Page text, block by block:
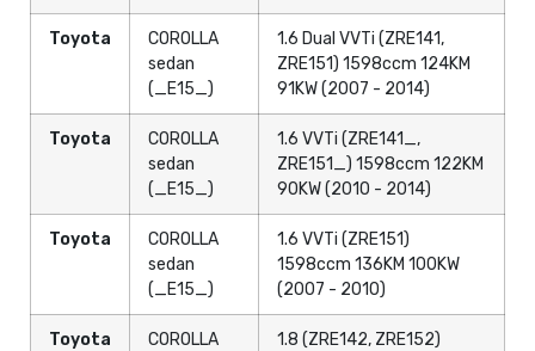
Toyota
COROLLA
sedan
(_E15_)
1.6 Dual VVTi (ZRE141,
ZRE151) 1598ccm 124KM
91KW (2007 - 2014)
Toyota
COROLLA
sedan
(_E15_)
1.6 VVTi (ZRE141_,
ZRE151_) 1598ccm 122KM
90KW (2010 - 2014)
Toyota
COROLLA
sedan
(_E15_)
1.6 VVTi (ZRE151)
1598ccm 136KM 100KW
(2007 - 2010)
Toyota
COROLLA
1.8 (ZRE142, ZRE152)